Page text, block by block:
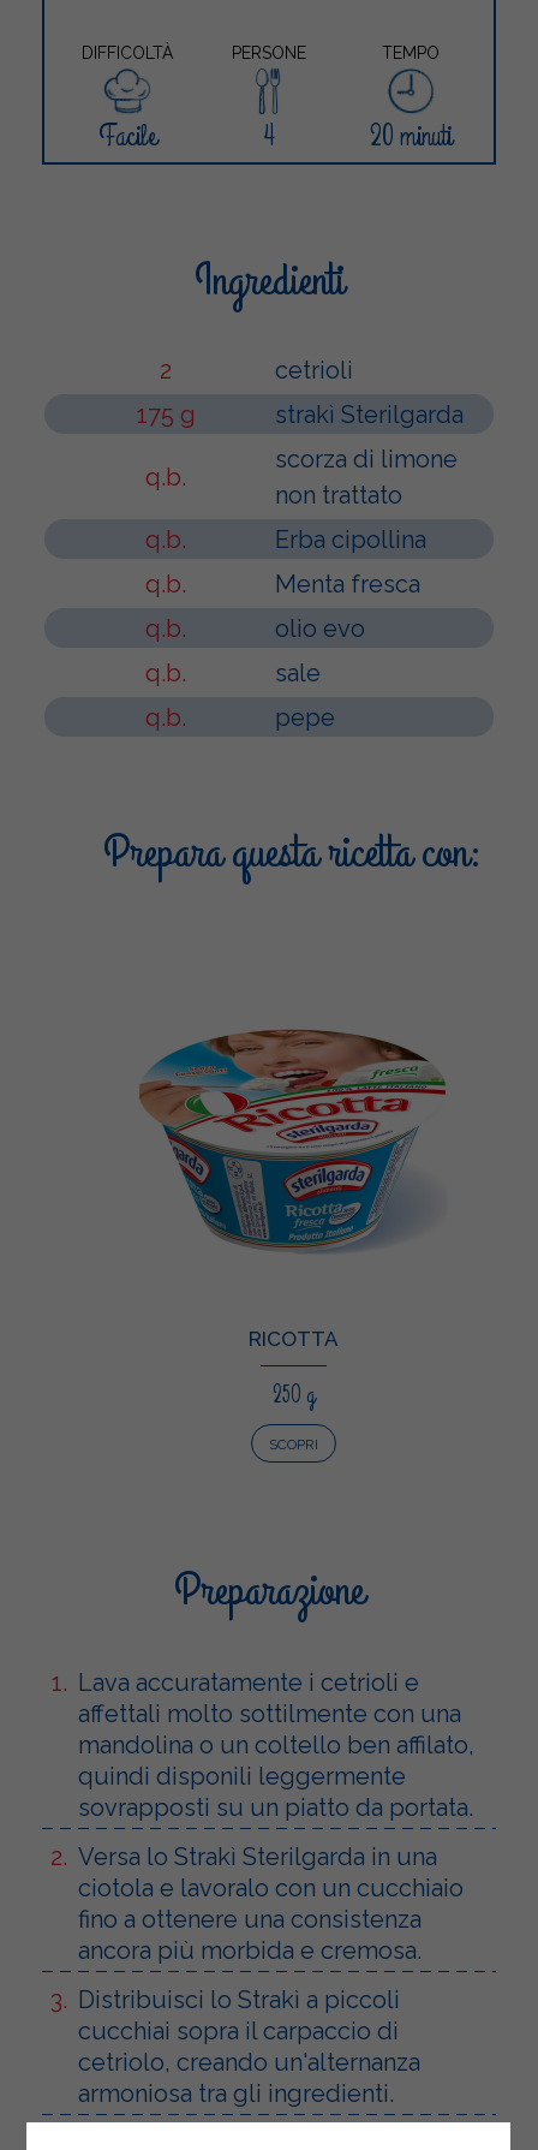
DIFFICOLTÀ PERSONE TEMPO
Facile 4 20 minuti
Ingredienti
2
cetrioli
175 g
strakì Sterilgarda
q.b.
scorza di limone
non trattato
q.b.
Erba cipollina
q.b.
Menta fresca
q.b.
olio evo
q.b.
sale
q.b.
pepe
Prepara questa ricetta con:
RICOTTA
250 g
SCOPRI
Preparazione
Lava accuratamente i cetrioli e
affettali molto sottilmente con una
mandolina o un coltello ben affilato,
quindi disponili leggermente
sovrapposti su un piatto da portata.
Versa lo Strakì Sterilgarda in una
ciotola e lavoralo con un cucchiaio
fino a ottenere una consistenza
ancora più morbida e cremosa.
Distribuisci lo Strakì a piccoli
cucchiai sopra il carpaccio di
cetriolo, creando un'alternanza
armoniosa tra gli ingredienti.